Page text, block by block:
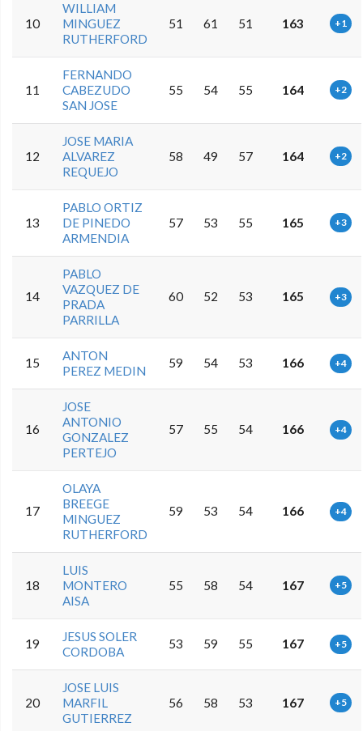
10
WILLIAM
MINGUEZ
RUTHERFORD
51 61 51 163 +1
11
FERNANDO
CABEZUDO
SAN JOSE
55 54 55 164 +2
12
JOSE MARIA
ALVAREZ
REQUEJO
58 49 57 164 +2
13
PABLO ORTIZ
DE PINEDO
ARMENDIA
57 53 55 165 +3
14
PABLO
VAZQUEZ DE
PRADA
PARRILLA
60 52 53 165 +3
15
ANTON
PEREZ MEDIN
59 54 53 166 +4
16
JOSE
ANTONIO
GONZALEZ
PERTEJO
57 55 54 166 +4
17
OLAYA
BREEGE
MINGUEZ
RUTHERFORD
59 53 54 166 +4
18
LUIS
MONTERO
AISA
55 58 54 167 +5
19
JESUS SOLER
CORDOBA
53 59 55 167 +5
20
JOSE LUIS
MARFIL
GUTIERREZ
56 58 53 167 +5